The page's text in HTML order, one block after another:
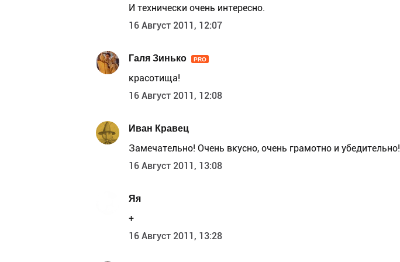
И технически очень интересно.
16 Август 2011, 12:07
Галя Зинько PRO
красотища!
16 Август 2011, 12:08
Иван Кравец
Замечательно! Очень вкусно, очень грамотно и убедительно!
16 Август 2011, 13:08
Яя
+
16 Август 2011, 13:28